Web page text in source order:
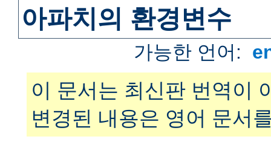
아파치의 환경변수
가능한 언어:
이 문서는 최신판 번역이
변경된 내용은 영어 문서